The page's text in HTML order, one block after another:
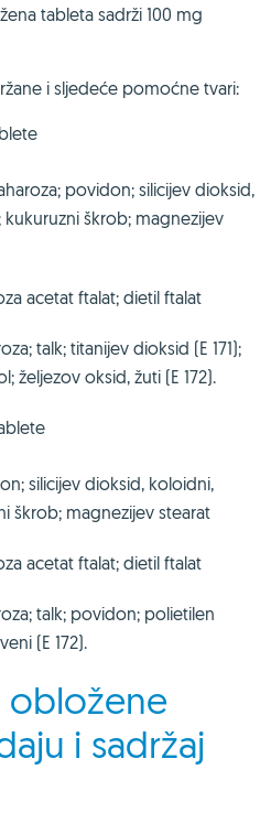
tableta sadrži 100 mg
i sljedeće pomoćne tvari:
povidon; silicijev dioksid,
škrob; magnezijev
acetat ftalat; dietil ftalat
talk; titanijev dioksid (E 171);
željezov oksid, žuti (E 172).
silicijev dioksid, koloidni,
škrob; magnezijev stearat
acetat ftalat; dietil ftalat
talk; povidon; polietilen
(E 172).
obložene
i sadržaj